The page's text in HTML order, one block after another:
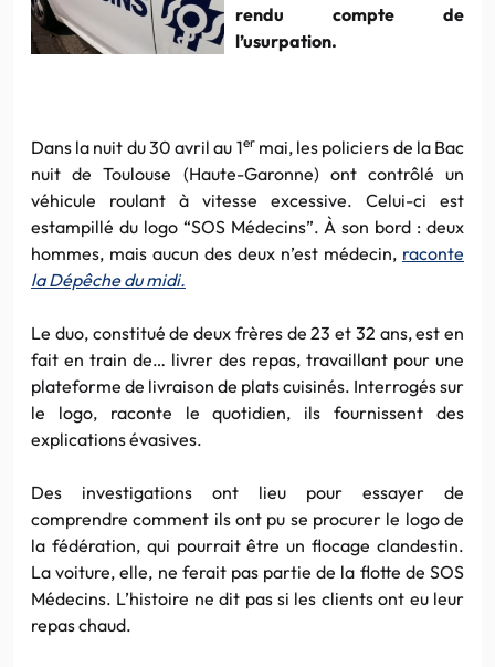
rendu compte de
l’usurpation.
Dans la nuit du 30 avril au 1ermai, les policiers de la Bac
nuit de Toulouse (Haute-Garonne) ont contrôlé un
véhicule roulant à vitesse excessive. Celui-ci est
estampillé du logo “SOS Médecins”. À son bord : deux
hommes, mais aucun des deux n’est médecin, raconte
la Dépêche du midi.
Le duo, constitué de deux frères de 23 et 32 ans, est en
fait en train de… livrer des repas, travaillant pour une
plateforme de livraison de plats cuisinés. Interrogés sur
le logo, raconte le quotidien, ils fournissent des
explications évasives.
Des investigations ont lieu pour essayer de
comprendre comment ils ont pu se procurer le logo de
la fédération, qui pourrait être un flocage clandestin.
La voiture, elle, ne ferait pas partie de la flotte de SOS
Médecins. L’histoire ne dit pas si les clients ont eu leur
repas chaud.